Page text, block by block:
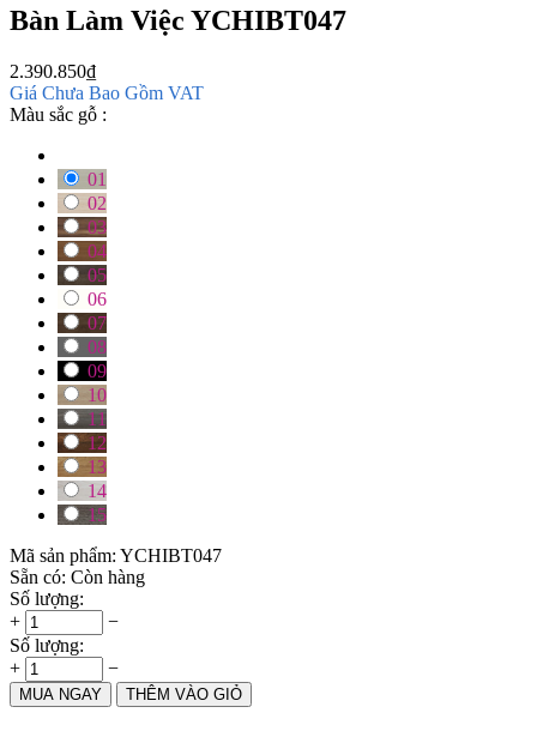
Bàn Làm Việc YCHIBT047
2.390.850₫
Giá Chưa Bao Gồm VAT
Màu sắc gỗ :
01
02
03
04
05
06
07
08
09
10
11
12
13
14
15
Mã sản phẩm: YCHIBT047
Sẵn có: Còn hàng
Số lượng:
+
−
Số lượng:
+
−
MUA NGAY THÊM VÀO GIỎ